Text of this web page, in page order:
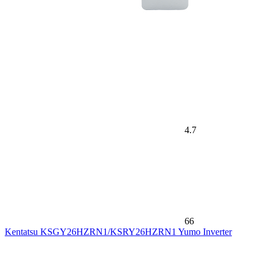
4.7
66
Kentatsu KSGY26HZRN1/KSRY26HZRN1 Yumo Inverter